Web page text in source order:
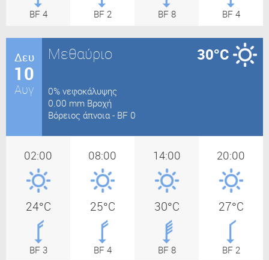
BF 4 BF 2 BF 8 BF 4
Δευ
10
Αυγ
Μεθαύριο 30°C
0% νεφοκάλυψης
0.00 mm Βροχή
Βόρειος άπνοια - BF 0
02:00
24°C
BF 3
08:00
25°C
BF 4
14:00
30°C
BF 8
20:00
27°C
BF 2